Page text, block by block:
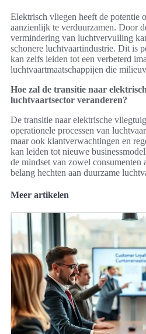
Elektrisch vliegen heeft de potentie
aanzienlijk te verduurzamen. Door
vermindering van luchtvervuiling
schonere luchtvaartindustrie. Dit is
kan zelfs leiden tot een verbeterd
luchtvaartmaatschappijen die
Hoe zal de transitie naar
luchtvaartsector veranderen?
De transitie naar elektrische
operationele processen van
maar ook klantverwachtingen en
kan leiden tot nieuwe
de mindset van zowel consumenten
belang hechten aan duurzame
Meer artikelen